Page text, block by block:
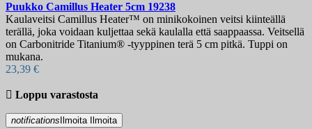
Puukko Camillus Heater 5cm 19238
Kaulaveitsi Camillus Heater™ on minikokoinen veitsi kiinteällä
terällä, joka voidaan kuljettaa sekä kaulalla että saappaassa. Veitsellä
on Carbonitride Titanium® -tyyppinen terä 5 cm pitkä. Tuppi on
mukana.
23,39 €
 Loppu varastosta
notifications Ilmoita Ilmoita